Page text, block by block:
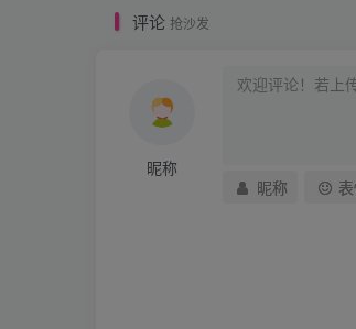
以后可以统一行动，按照年
第三章
班上男女生比例大约1：1
智者见智的东西了，也许
评论 抢沙发
昵称
昵称